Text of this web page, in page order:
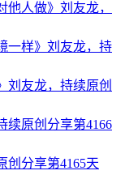
他人做》刘友龙，
一样》刘友龙，持
刘友龙，持续原创
续原创分享第4166
创分享第4165天